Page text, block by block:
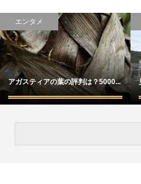
エンタメ
アガスティアの葉の評判は？5000...